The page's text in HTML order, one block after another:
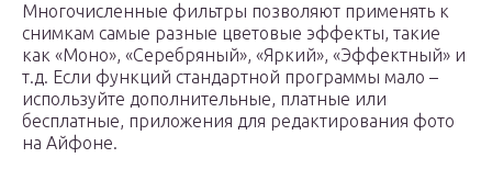
Многочисленные фильтры позволяют применять к
снимкам самые разные цветовые эффекты, такие
как «Моно», «Серебряный», «Яркий», «Эффектный» и
т.д. Если функций стандартной программы мало –
используйте дополнительные, платные или
бесплатные, приложения для редактирования фото
на Айфоне.